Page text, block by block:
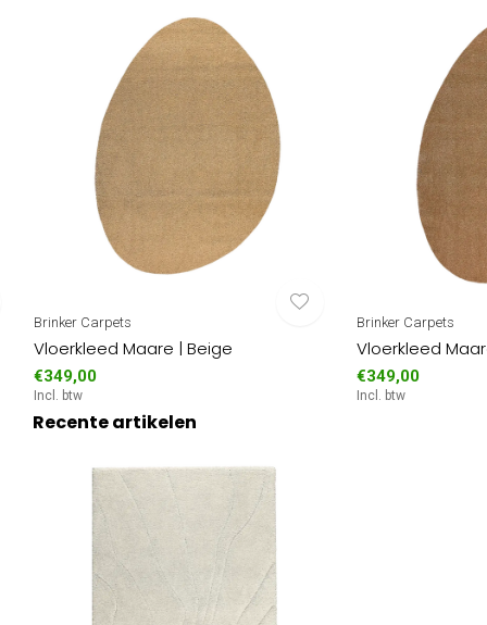
Brinker Carpets
Vloerkleed Maare | Beige
€349,00
Incl. btw
Brinker Carpets
Vloerkleed
€349,00
Incl. btw
Recente artikelen